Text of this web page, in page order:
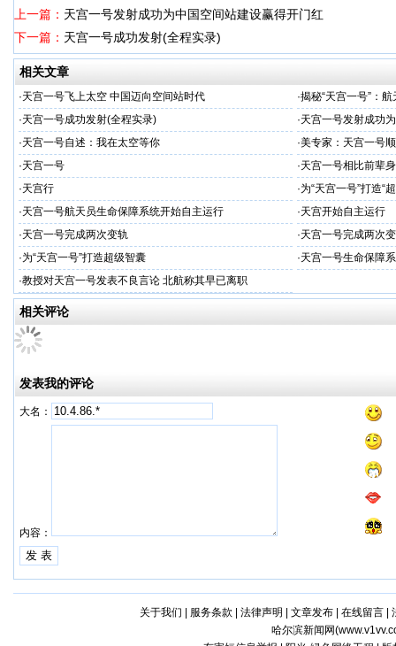
上一篇： 天宫一号发射成功为中国空间站建设赢得开门红
下一篇： 天宫一号成功发射(全程实录)
相关文章
·天宫一号飞上太空 中国迈向空间站时代 ·揭秘“天宫一号”：
·天宫一号成功发射(全程实录) ·天宫一号发射成功
·天宫一号自述：我在太空等你 ·美专家：天宫一号
·天宫一号 ·天宫一号相比前辈
·天宫行 ·为“天宫一号”打造“
·天宫一号航天员生命保障系统开始自主运行 ·天宫开始自主运行
·天宫一号完成两次变轨 ·天宫一号完成两次
·为“天宫一号”打造超级智囊 ·天宫一号生命保障
·教授对天宫一号发表不良言论 北航称其早已离职
相关评论
发表我的评论
大名：
内容：
关于我们 服务条款 法律声明 文章发布| 在线留言|
哈尔滨新闻网(